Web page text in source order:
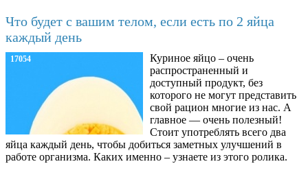
Что будет с вашим телом, если есть по 2 яйца
каждый день
17054
Куриное яйцо – очень
распространенный и
доступный продукт, без
которого не могут представить
свой рацион многие из нас. А
главное — очень полезный!
Стоит употреблять всего два
яйца каждый день, чтобы добиться заметных улучшений в
работе организма. Каких именно – узнаете из этого ролика.